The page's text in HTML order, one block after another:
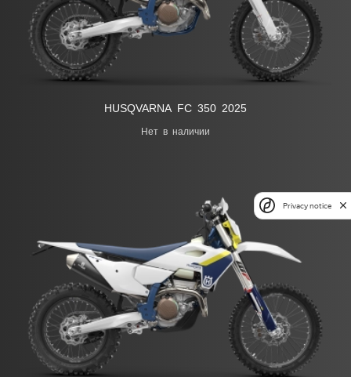
HUSQVARNA FC 350 2025
Нет в наличии
Privacy notice